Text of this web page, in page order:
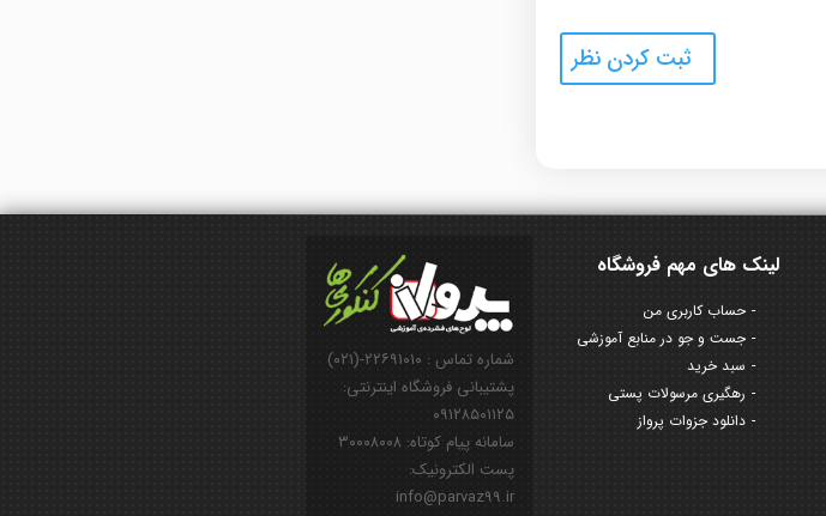
شماره تماس : ۲۲۶۹۱۰۱۰-(۰۲۱)
پشتیبانی فروشگاه اینترنتی:
۰۹۱۲۸۵۰۱۱۲۵
سامانه پیام کوتاه: ۳۰۰۰۸۰۰۸
پست الکترونیک:
info@parvaz99.ir
لینک های مهم فروشگاه
حساب کاربری من
جست و جو در منابع آموزشی
سبد خرید
رهگیری مرسولات پستی
دانلود جزوات پرواز